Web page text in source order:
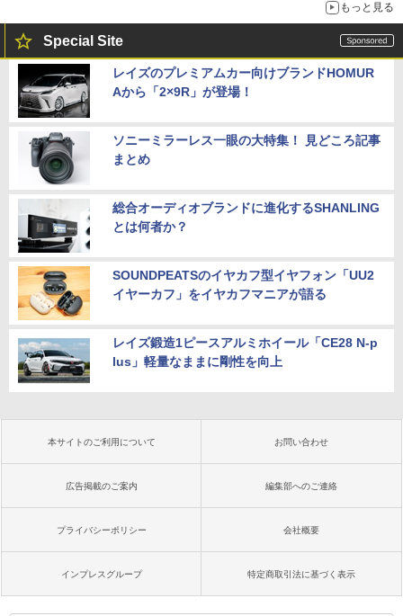
もっと見る
Special Site
レイズのプレミアムカー向けブランドHOMUR
Aから「2×9R」が登場！
ソニーミラーレス一眼の大特集！ 見どころ記事
まとめ
総合オーディオブランドに進化するSHANLING
とは何者か？
SOUNDPEATSのイヤカフ型イヤフォン「UU2
イヤーカフ」をイヤカフマニアが語る
レイズ鍛造1ピースアルミホイール「CE28 N-p
lus」軽量なままに剛性を向上
本サイトのご利用について お問い合わせ
広告掲載のご案内 編集部へのご連絡
プライバシーポリシー 会社概要
インプレスグループ 特定商取引法に基づく表示